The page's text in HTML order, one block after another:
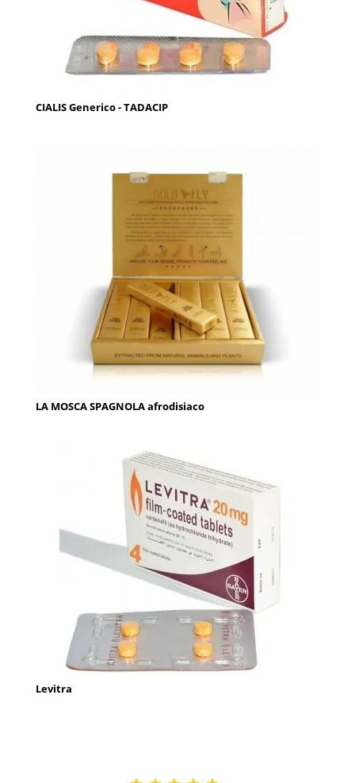
CIALIS Generico - TADACIP
LA MOSCA SPAGNOLA afrodisiaco
Levitra